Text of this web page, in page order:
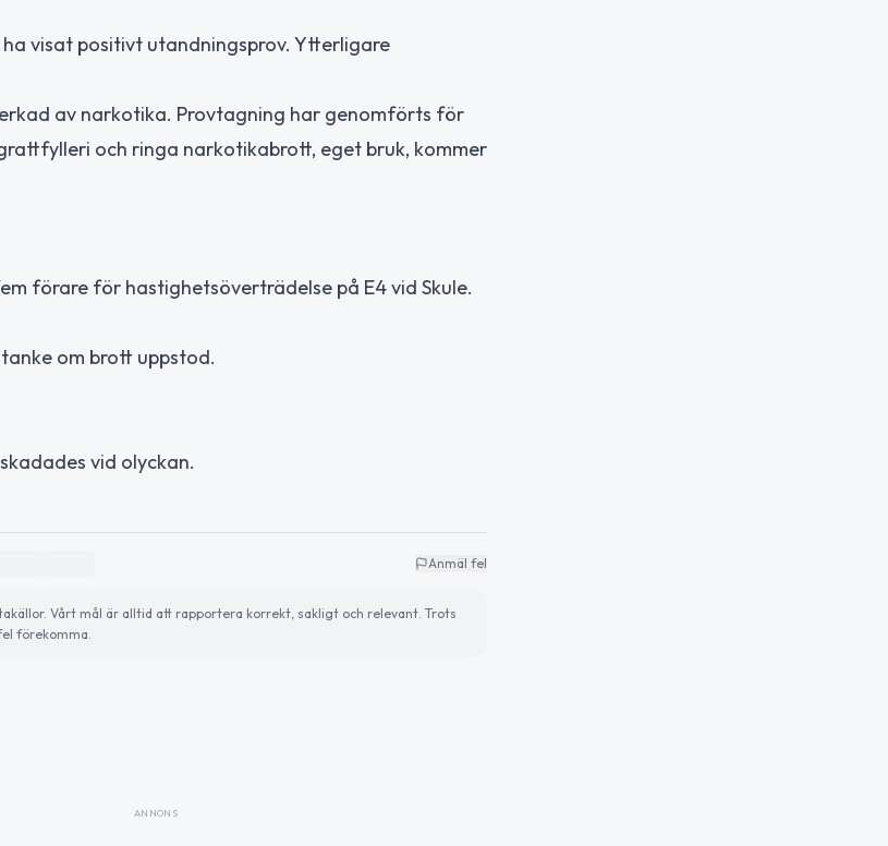
visat positivt utandningsprov. Ytterligare
av narkotika. Provtagning har genomförts för
och ringa narkotikabrott, eget bruk, kommer
förare för hastighetsöverträdelse på E4 vid Skule.
om brott uppstod.
vid olyckan.
Anmäl fel
Vårt mål är alltid att rapportera korrekt, sakligt och relevant. Trots
förekomma.
ANNONS